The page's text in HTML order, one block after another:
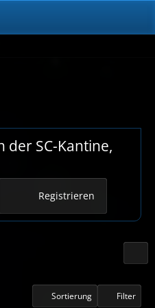
der SC-Kantine,
Registrieren
Sortierung Filter